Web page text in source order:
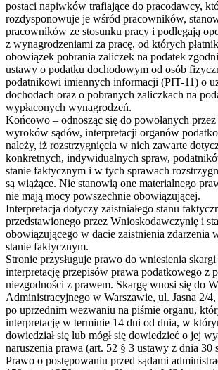
postaci napiwków trafiające do pracodawcy,
rozdysponowuje je wśród pracowników,
pracowników ze stosunku pracy i podlegają
z wynagrodzeniami za pracę, od których
obowiązek pobrania zaliczek na podatek
ustawy o podatku dochodowym od osób
podatnikowi imiennych informacji (PIT-11) o
dochodach oraz o pobranych zaliczkach na
wypłaconych wynagrodzeń.
Końcowo – odnosząc się do powołanych
wyroków sądów, interpretacji organów
należy, iż rozstrzygnięcia w nich zawarte
konkretnych, indywidualnych spraw,
stanie faktycznym i w tych sprawach
są wiążące. Nie stanowią one materialnego
nie mają mocy powszechnie obowiązującej.
Interpretacja dotyczy zaistniałego stanu
przedstawionego przez Wnioskodawczynię i
obowiązującego w dacie zaistnienia zdarzenia
stanie faktycznym.
Stronie przysługuje prawo do wniesienia
interpretację przepisów prawa podatkowego z
niezgodności z prawem. Skargę wnosi się do
Administracyjnego w Warszawie, ul. Jasna 2/
po uprzednim wezwaniu na piśmie organu,
interpretację w terminie 14 dni od dnia, w
dowiedział się lub mógł się dowiedzieć o jej
naruszenia prawa (art. 52 § 3 ustawy z dnia 30
Prawo o postępowaniu przed sądami